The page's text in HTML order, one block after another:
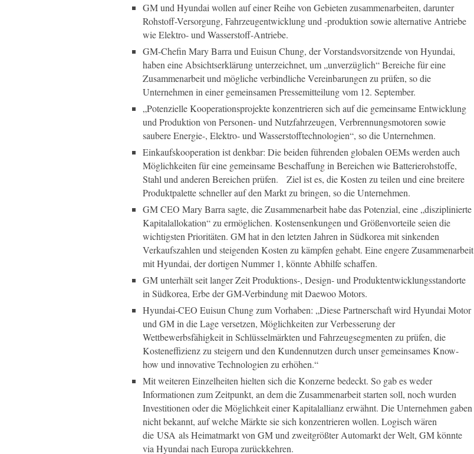
GM und Hyundai wollen auf einer Reihe von Gebieten zusammenarbeiten, darunter
Rohstoff-Versorgung, Fahrzeugentwicklung und -produktion sowie alternative Antriebe
wie Elektro- und Wasserstoff-Antriebe.
GM-Chefin Mary Barra und Euisun Chung, der Vorstandsvorsitzende von Hyundai,
haben eine Absichtserklärung unterzeichnet, um „unverzüglich“ Bereiche für eine
Zusammenarbeit und mögliche verbindliche Vereinbarungen zu prüfen, so die
Unternehmen in einer gemeinsamen Pressemitteilung vom 12. September.
„Potenzielle Kooperationsprojekte konzentrieren sich auf die gemeinsame Entwicklung
und Produktion von Personen- und Nutzfahrzeugen, Verbrennungsmotoren sowie
saubere Energie-, Elektro- und Wasserstofftechnologien“, so die Unternehmen.
Einkaufskooperation ist denkbar: Die beiden führenden globalen OEMs werden auch
Möglichkeiten für eine gemeinsame Beschaffung in Bereichen wie Batterierohstoffe,
Stahl und anderen Bereichen prüfen. Ziel ist es, die Kosten zu teilen und eine breitere
Produktpalette schneller auf den Markt zu bringen, so die Unternehmen.
GM CEO Mary Barra sagte, die Zusammenarbeit habe das Potenzial, eine „disziplinierte
Kapitalallokation“ zu ermöglichen. Kostensenkungen und Größenvorteile seien die
wichtigsten Prioritäten. GM hat in den letzten Jahren in Südkorea mit sinkenden
Verkaufszahlen und steigenden Kosten zu kämpfen gehabt. Eine engere Zusammenarbeit
mit Hyundai, der dortigen Nummer 1, könnte Abhilfe schaffen.
GM unterhält seit langer Zeit Produktions-, Design- und Produktentwicklungsstandorte
in Südkorea, Erbe der GM-Verbindung mit Daewoo Motors.
Hyundai-CEO Euisun Chung zum Vorhaben: „Diese Partnerschaft wird Hyundai Motor
und GM in die Lage versetzen, Möglichkeiten zur Verbesserung der
Wettbewerbsfähigkeit in Schlüsselmärkten und Fahrzeugsegmenten zu prüfen, die
Kosteneffizienz zu steigern und den Kundennutzen durch unser gemeinsames Know-
how und innovative Technologien zu erhöhen.“
Mit weiteren Einzelheiten hielten sich die Konzerne bedeckt. So gab es weder
Informationen zum Zeitpunkt, an dem die Zusammenarbeit starten soll, noch wurden
Investitionen oder die Möglichkeit einer Kapitalallianz erwähnt. Die Unternehmen gaben
nicht bekannt, auf welche Märkte sie sich konzentrieren wollen. Logisch wären
die USA als Heimatmarkt von GM und zweitgrößter Automarkt der Welt, GM könnte
via Hyundai nach Europa zurückkehren.